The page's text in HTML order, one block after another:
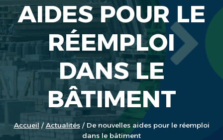
AIDES POUR LE
RÉEMPLOI
DANS LE
BÂTIMENT
Accueil / Actualités / De nouvelles aides pour le réemploi
dans le bâtiment